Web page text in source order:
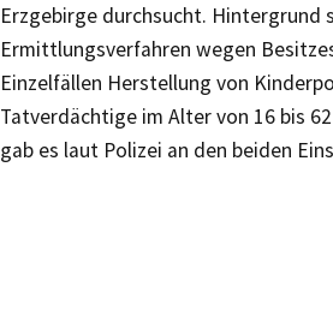
Erzgebirge durchsucht. Hintergrund
Ermittlungsverfahren wegen
Einzelfällen Herstellung von
Tatverdächtige im Alter von 16 bis
gab es laut Polizei an den beiden